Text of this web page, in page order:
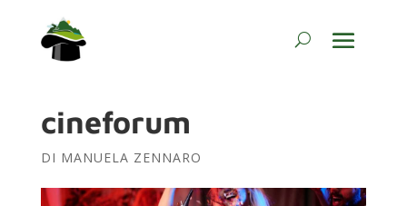
cineforum
DI MANUELA ZENNARO